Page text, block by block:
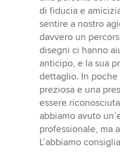
di fiducia e
sentire a nostro
davvero un
disegni ci hanno
anticipo, e la sua
dettaglio. In poche
preziosa e una
essere
abbiamo avuto
professionale, ma
L’abbiamo